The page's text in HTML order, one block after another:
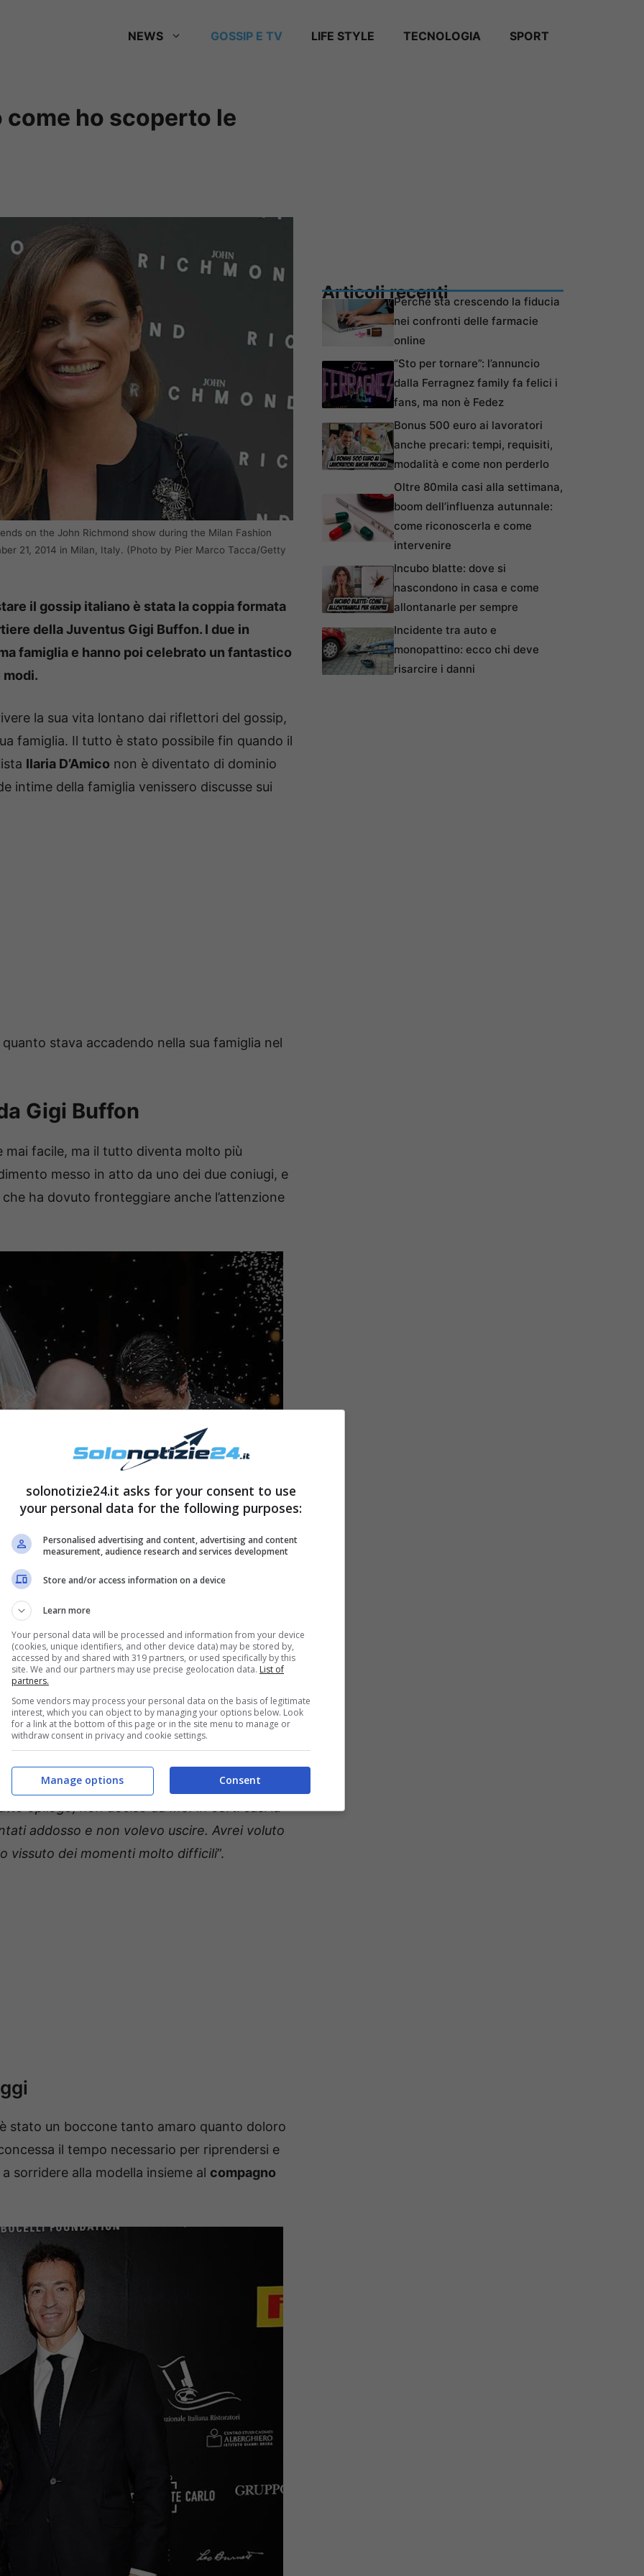
NEWS GOSSIP E TV LIFE STYLE TECNOLOGIA SPORT
come ho scoperto le
on the John Richmond show during the Milan Fashion
21, 2014 in Milan, Italy. (Photo by Pier Marco Tacca/Getty
il gossip italiano è stata la coppia formata
della Juventus Gigi Buffon. I due in
famiglia e hanno poi celebrato un fantastico
la sua vita lontano dai riflettori del gossip,
famiglia. Il tutto è stato possibile fin quando il
Ilaria D’Amico non è diventato di dominio
intime della famiglia venissero discusse sui
stava accadendo nella sua famiglia nel
Gigi Buffon
facile, ma il tutto diventa molto più
messo in atto da uno dei due coniugi, e
che ha dovuto fronteggiare anche l’attenzione
profonda delusione e amarezza in merito al
di rivelare alla stampa come ha scoperto il
la penultima a scoprire il tradimento e l’ho
è stato il mio babbo, bisogna essere
fuoco e il mio unico pensiero fosse quello
inoltre, in merito alla fine del suo
epilogo, non deciso da me. In certi casi la
addosso e non volevo uscire. Avrei voluto
vissuto dei momenti molto difficili”.
è stato un boccone tanto amaro quanto doloro
il tempo necessario per riprendersi e
sorridere alla modella insieme al compagno
Articoli recentiPerché sta crescendo la fiducia
nei confronti delle farmacie
online
“Sto per tornare”: l’annuncio
dalla Ferragnez family fa felici i
fans, ma non è Fedez
Bonus 500 euro ai lavoratori
anche precari: tempi, requisiti,
modalità e come non perderlo
Oltre 80mila casi alla settimana,
boom dell’influenza autunnale:
come riconoscerla e come
intervenire
Incubo blatte: dove si
nascondono in casa e come
allontanarle per sempre
Incidente tra auto e
monopattino: ecco chi deve
risarcire i danni
solonotizie24.it asks for your consent to use
your personal data for the following purposes:
Personalised advertising and content, advertising and content
measurement, audience research and services development
Store and/or access information on a device
Learn more
Your personal data will be processed and information from your device
(cookies, unique identifiers, and other device data) may be stored by,
accessed by and shared with 319 partners, or used specifically by this
site. We and our partners may use precise geolocation data. List of
partners.
Some vendors may process your personal data on the basis of legitimate
interest, which you can object to by managing your options below. Look
for a link at the bottom of this page or in the site menu to manage or
withdraw consent in privacy and cookie settings.
Consent
Manage options